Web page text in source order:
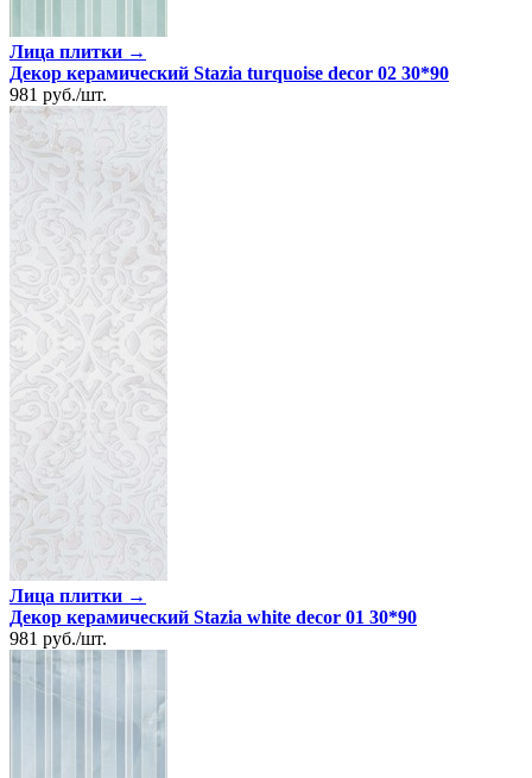
Лица плитки →
Декор керамический Stazia turquoise decor 02 30*90
981 руб./шт.
Лица плитки →
Декор керамический Stazia white decor 01 30*90
981 руб./шт.